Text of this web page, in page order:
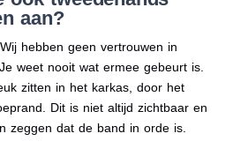
aan?
hebben geen vertrouwen in
weet nooit wat ermee gebeurt is.
zitten in het karkas, door het
Dit is niet altijd zichtbaar en
zeggen dat de band in orde is.